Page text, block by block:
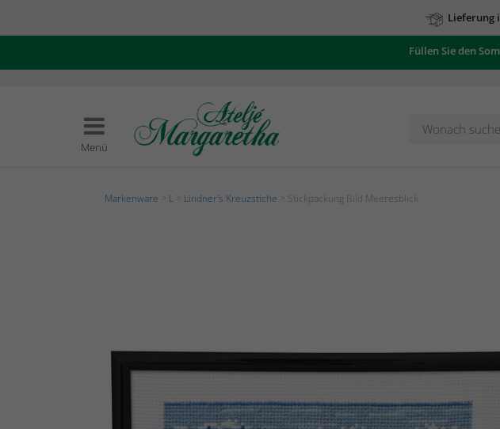
Lieferung
Füllen Sie den
Menü
Markenware L Lindner's Kreuzstiche > Stickpackung Bild Meeresblick